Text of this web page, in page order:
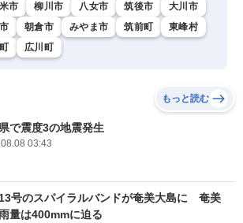
市 柳川市 八女市 筑後市
大川市
朝倉市 みやま市 筑前町
東峰村
広川町
もっと読む
で震度3の地震発生
03:43
号のスパイラルバンドが奄美大島に 奄美
量は400mmに迫る